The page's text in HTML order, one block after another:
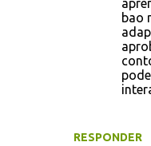
RESPONDER
bao